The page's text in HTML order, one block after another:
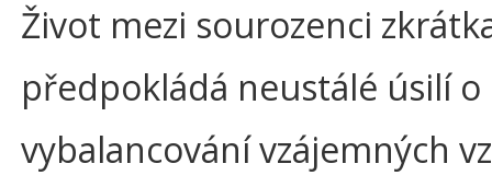
Život mezi sourozenci
předpokládá neustálé úsilí o
vybalancování vzájemných